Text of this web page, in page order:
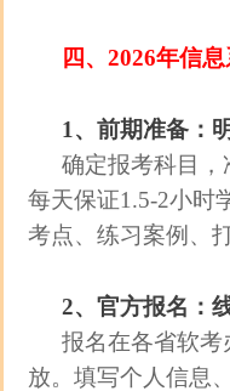
四、2026年信
1、前期准备：
确定报考科目
每天保证1.5-2小时
考点、练习案例、
2、官方报名：
报名在各省软
放。填写个人信息